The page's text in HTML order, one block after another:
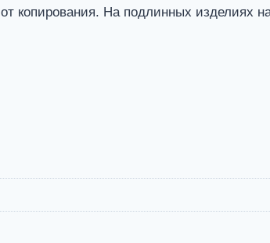
100%
от копирования. На подлинных изделиях